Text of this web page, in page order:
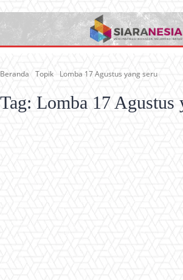
Beranda Topik Lomba 17 Agustus yang seru
Tag: Lomba 17 Agustus